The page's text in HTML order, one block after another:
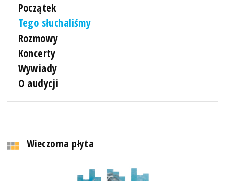
Początek
Tego słuchaliśmy
Rozmowy
Koncerty
Wywiady
O audycji
Wieczorna płyta